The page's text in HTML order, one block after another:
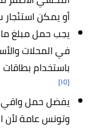
أو يمكن
يجب حمل مبلغ
في المحلات
باستخدام بطاقات
[١٥]
يفضل حمل
وتونس عامة